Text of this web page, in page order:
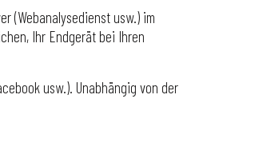
(Webanalysedienst usw.) im
Ihr Endgerät bei Ihren
usw.). Unabhängig von der